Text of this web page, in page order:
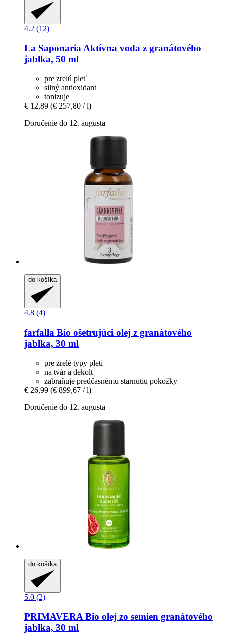
4.2 (12)
La Saponaria Aktívna voda z granátového
jablka, 50 ml
pre zrelú pleť
silný antioxidant
tonizuje
€ 12,89 (€ 257,80 / l)
Doručenie do 12. augusta
do košíka
4.8 (4)
farfalla Bio ošetrujúci olej z granátového
jablka, 30 ml
pre zrelé typy pleti
na tvár a dekolt
zabraňuje predčasnému starnutiu pokožky
€ 26,99 (€ 899,67 / l)
Doručenie do 12. augusta
do košíka
5.0 (2)
PRIMAVERA Bio olej zo semien granátového
jablka, 30 ml